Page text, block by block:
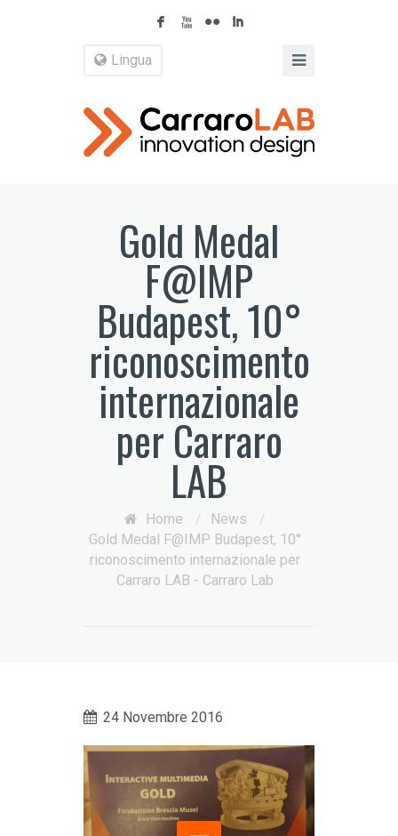
F X N I
Lingua
Gold Medal
F@IMP
Budapest, 10°
riconoscimento
internazionale
per Carraro
LAB
Home / News
/
Gold Medal F@IMP Budapest, 10°
riconoscimento internazionale per
Carraro LAB - Carraro Lab
24 Novembre 2016